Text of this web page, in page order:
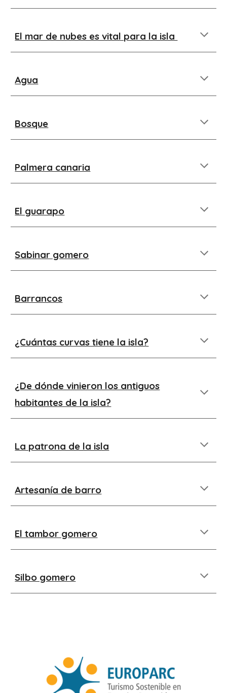
El mar de nubes es vital para la isla
Agua
Bosque
Palmera canaria
El guarapo
Sabinar gomero
Barrancos
¿Cuántas curvas tiene la isla?
¿De dónde vinieron los antiguos
habitantes de la isla?
La patrona de la isla
Artesanía de barro
El tambor gomero
Silbo gomero